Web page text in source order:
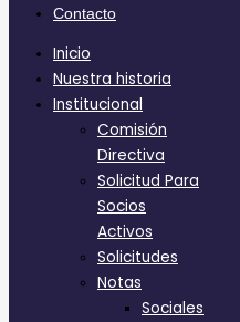
Contacto
Inicio
Nuestra historia
Institucional
Comisión
Directiva
Solicitud Para
Socios
Activos
Solicitudes
Notas
Sociales